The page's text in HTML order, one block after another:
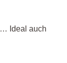
Ideal auch